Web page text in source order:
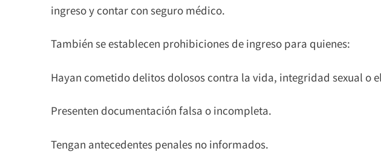
ingreso y contar con seguro médico.
También se establecen prohibiciones de ingreso para quienes:
Hayan cometido delitos dolosos contra la vida, integridad sexual o
Presenten documentación falsa o incompleta.
Tengan antecedentes penales no informados.